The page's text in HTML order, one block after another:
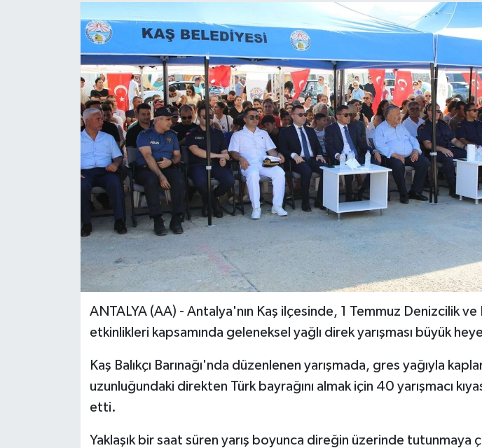
ANTALYA (AA) - Antalya'nın Kaş ilçesinde, 1 Temmuz Denizcilik ve
etkinlikleri kapsamında geleneksel yağlı direk yarışması büyük
Kaş Balıkçı Barınağı'nda düzenlenen yarışmada, gres yağıyla
uzunluğundaki direkten Türk bayrağını almak için 40 yarışmacı
etti.
Yaklaşık bir saat süren yarış boyunca direğin üzerinde tutunmaya